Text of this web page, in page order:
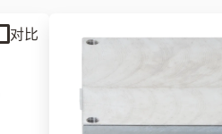
对比